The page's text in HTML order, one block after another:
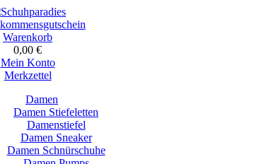
Warenkorb
0,00 €
Mein Konto
Merkzettel
Damen
Damen Stiefeletten
Damenstiefel
Damen Sneaker
Damen Schnürschuhe